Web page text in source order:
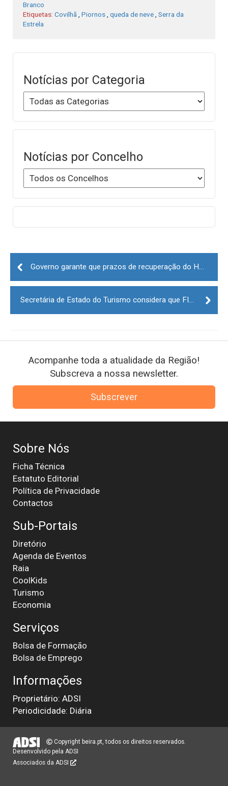
Branco
Etiquetas: Covilhã, Piornos, queda de neve, Serra da
Estrela
Notícias por Categoria
Notícias por Concelho
Post
navigation
Governo garante que prazos de recuperação do Hotel de Turismo da Guarda “estão a ser cumpridos”
Secretária de Estado do Turismo considera que FIT tem tido “crescimento assinalável”
Acompanhe toda a atualidade da Região!
Subscreva a nossa newsletter.
Subscrever
Sobre Nós
Ficha Técnica
Estatuto Editorial
Política de Privacidade
Contactos
Sub-Portais
Diretório
Agenda de Eventos
Raia
CoolKids
Turismo
Economia
Serviços
Bolsa de Formação
Bolsa de Emprego
Informações
Proprietário: ADSI
Periodicidade: Diária
Copyright beira.pt, todos os direitos reservados.
Desenvolvido pela ADSI
Associados da ADSI